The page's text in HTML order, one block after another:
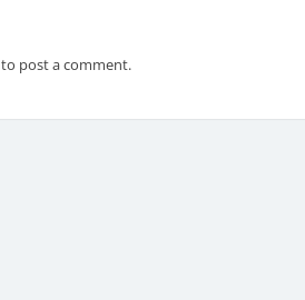
to post a comment.